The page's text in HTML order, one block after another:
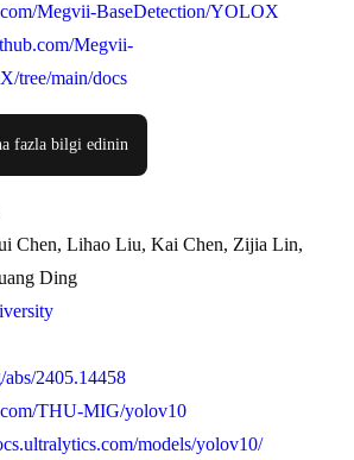
Megvii-BaseDetection/YOLOX
Megvii-
tree/main/docs
fazla bilgi edinin
Chen, Lihao Liu, Kai Chen, Zijia Lin,
Ding
2405.14458
THU-MIG/yolov10
models/yolov10/